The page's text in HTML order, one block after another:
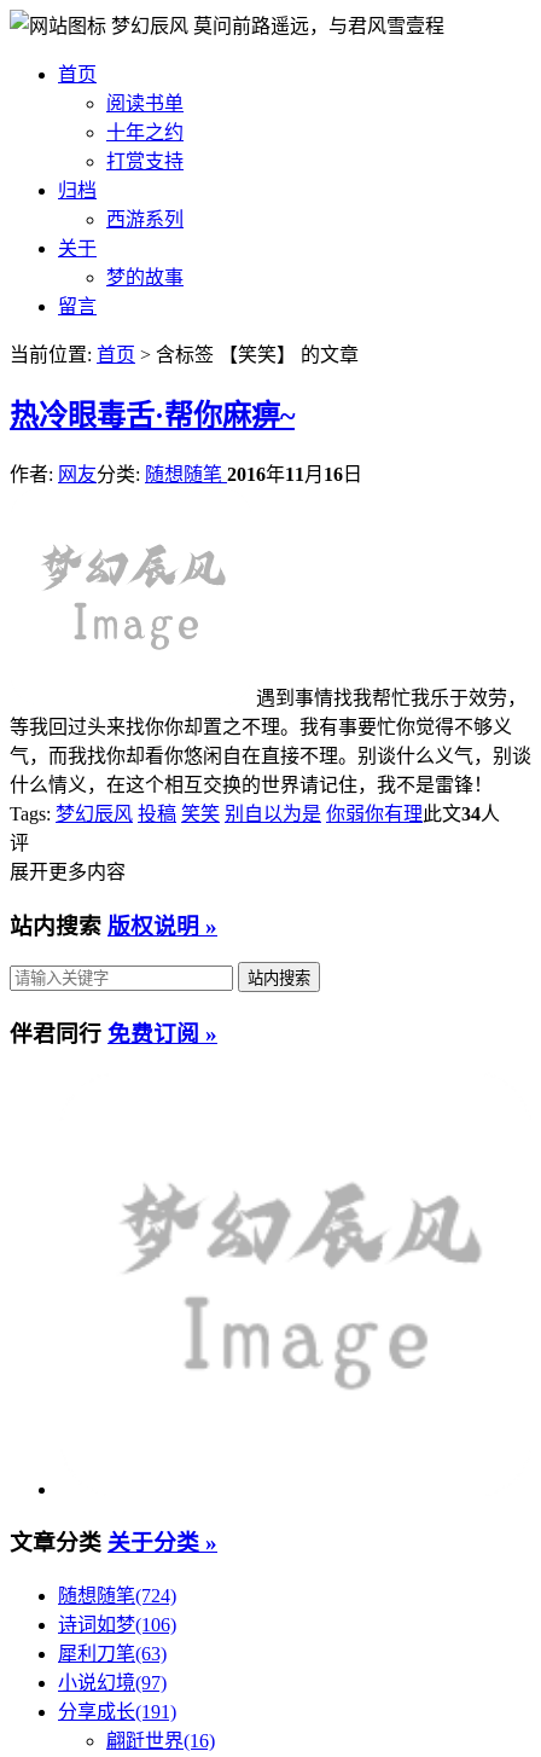
梦幻辰风 莫问前路遥远，与君风雪壹程
首页
阅读书单
十年之约
打赏支持
归档
西游系列
关于
梦的故事
留言
当前位置: 首页 > 含标签 【笑笑】 的文章
热冷眼毒舌·帮你麻痹~
作者: 网友分类: 随想随笔 2016年11 月 16 日
遇到事情找我帮忙我乐于效劳，
等我回过头来找你你却置之不理。我有事要忙你觉得不够义
气，而我找你却看你悠闲自在直接不理。别谈什么义气，别谈
什么情义，在这个相互交换的世界请记住，我不是雷锋！
Tags: 梦幻辰风 投稿 笑笑 别自以为是 你弱你有理此文34人
评
展开更多内容
站内搜索 版权说明 »
伴君同行 免费订阅 »
文章分类 关于分类 »
随想随笔(724)
诗词如梦(106)
犀利刀笔(63)
小说幻境(97)
分享成长(191)
翩跹世界(16)